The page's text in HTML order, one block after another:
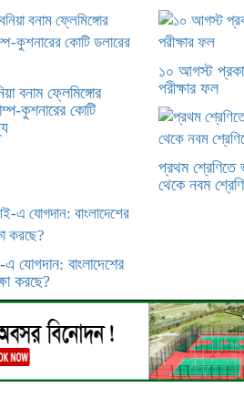
বনাম ফ্লেমিঙ্গোর
কুশনারের কোটি
১০ আগস্ট
পরীক্ষার ফল
প্রথম শ্রেণিতে
থেকে নবম
যোগদান: বাংলাদেশের
করছে?